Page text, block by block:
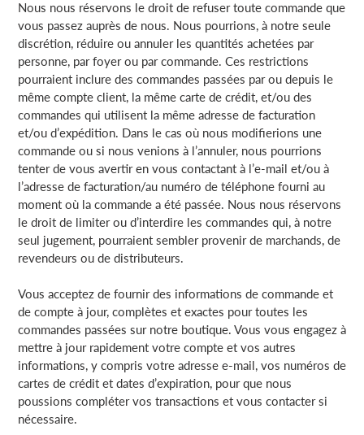
Nous nous réservons le droit de refuser toute commande que
vous passez auprès de nous. Nous pourrions, à notre seule
discrétion, réduire ou annuler les quantités achetées par
personne, par foyer ou par commande. Ces restrictions
pourraient inclure des commandes passées par ou depuis le
même compte client, la même carte de crédit, et/ou des
commandes qui utilisent la même adresse de facturation
et/ou d’expédition. Dans le cas où nous modifierions une
commande ou si nous venions à l’annuler, nous pourrions
tenter de vous avertir en vous contactant à l’e-mail et/ou à
l’adresse de facturation/au numéro de téléphone fourni au
moment où la commande a été passée. Nous nous réservons
le droit de limiter ou d’interdire les commandes qui, à notre
seul jugement, pourraient sembler provenir de marchands, de
revendeurs ou de distributeurs.
Vous acceptez de fournir des informations de commande et
de compte à jour, complètes et exactes pour toutes les
commandes passées sur notre boutique. Vous vous engagez à
mettre à jour rapidement votre compte et vos autres
informations, y compris votre adresse e-mail, vos numéros de
cartes de crédit et dates d’expiration, pour que nous
poussions compléter vos transactions et vous contacter si
nécessaire.